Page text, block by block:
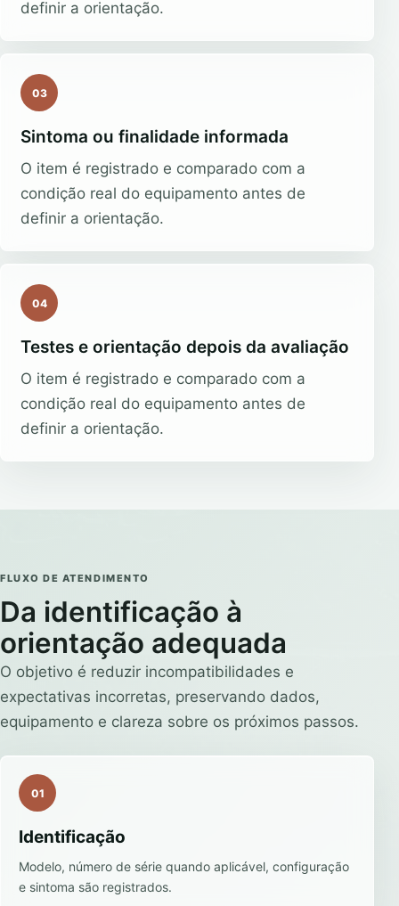
definir a orientação.
03
Sintoma ou finalidade informada
O item é registrado e comparado com a
condição real do equipamento antes de
definir a orientação.
04
Testes e orientação depois da avaliação
O item é registrado e comparado com a
condição real do equipamento antes de
definir a orientação.
FLUXO DE ATENDIMENTO
Da identificação à
orientação adequada
O objetivo é reduzir incompatibilidades e
expectativas incorretas, preservando dados,
equipamento e clareza sobre os próximos passos.
01
Identificação
Modelo, número de série quando aplicável, configuração
e sintoma são registrados.